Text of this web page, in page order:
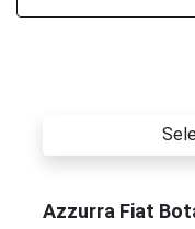
Azzurra Fiat